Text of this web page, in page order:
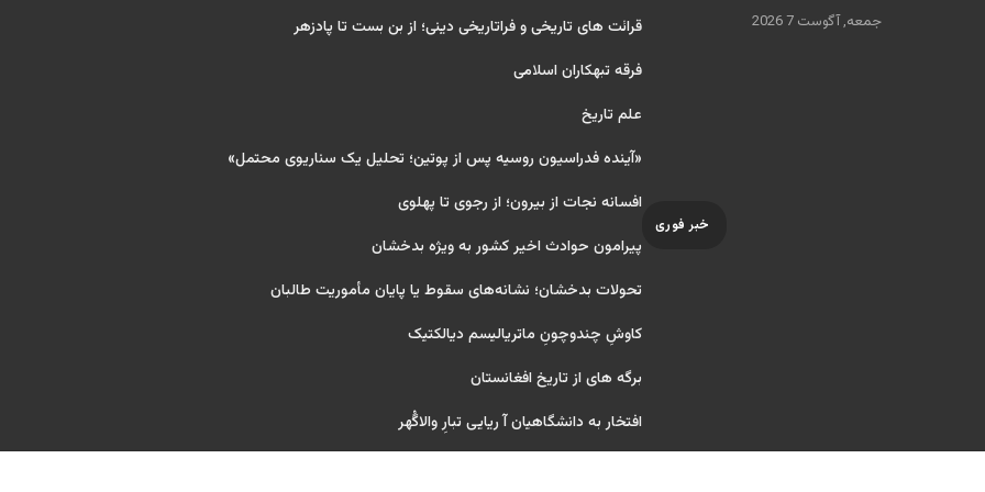
جمعه, آگوست 7 2026
خبر فوری
قرائت های تاریخی و فراتاریخی دینی؛ از بن بست تا پادزهر
فرقه تبهکاران اسلامی
علم تاریخ
«آینده فدراسیون روسیه پس از پوتین؛ تحلیل یک سناریوی محتمل»
افسانه نجات از بیرون؛ از رجوی تا پهلوی
پیرامون حوادث اخیر کشور به ویژه بدخشان
تحولات بدخشان؛ نشانه‌های سقوط یا پایان مأموریت طالبان
کاوشِ چندو‌چونِ ماتریالیسم دیالکتیک
برگه های از تاریخ افغانستان
افتخار به دانشگاهیان آ ریایی تبارِ والاگُهر